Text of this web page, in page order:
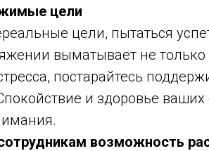
цели
цели, пытаться
выматывает не
постарайтесь
и здоровье ваших
возможность